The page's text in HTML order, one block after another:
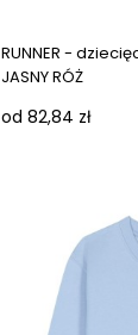
RUNNER -
JASNY RÓŻ
od 82,84 zł